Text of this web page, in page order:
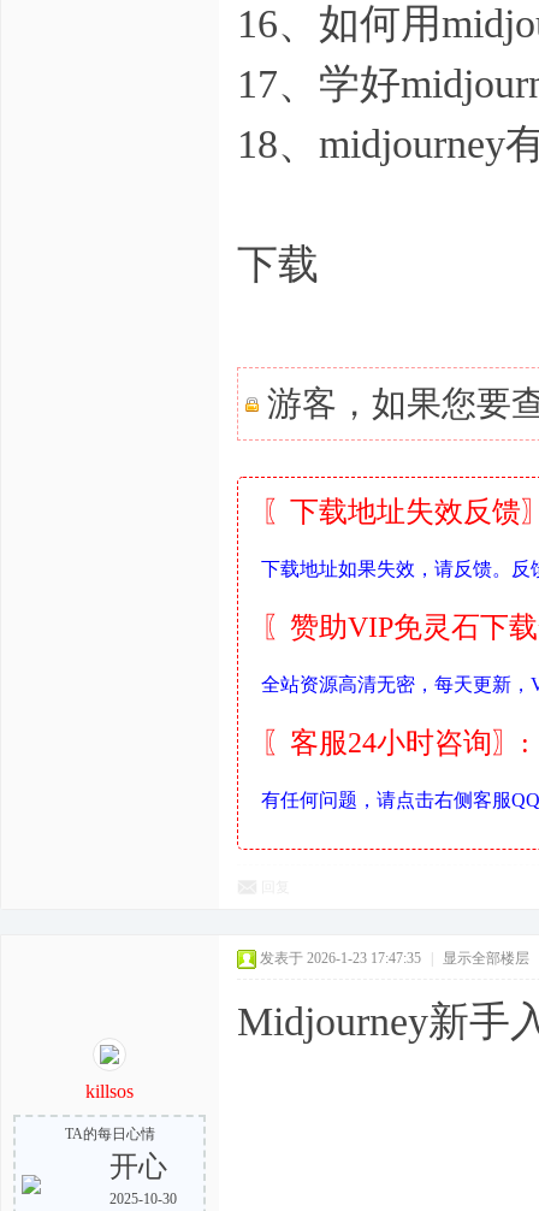
16、如何用
17、学好
18、midjourney
下载
游客，如果您要
〖下载地址失效反馈
下载地址如果失效，请反馈。
〖赞助VIP免灵石下
全站资源高清无密，每天更新
〖客服24小时咨询〗:
有任何问题，请点击右侧客服
killsos
TA的每日心情
开心
2025-10-30
发表于 2026-1-23 17:47:35 显示全部楼层
Midjourney新手